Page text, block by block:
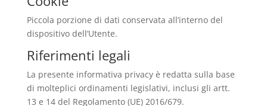
Piccola porzione di dati conservata all’interno del
dispositivo dell’Utente.
Riferimenti legali
La presente informativa privacy è redatta sulla base
di molteplici ordinamenti legislativi, inclusi gli artt.
13 e 14 del Regolamento (UE) 2016/679.